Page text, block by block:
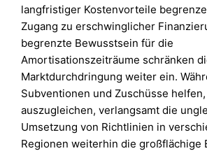
langfristiger Kostenvorteile
Zugang zu erschwinglicher
begrenzte Bewusstsein für die
Amortisationszeiträume schränken
Marktdurchdringung weiter ein.
Subventionen und Zuschüsse
auszugleichen, verlangsamt die
Umsetzung von Richtlinien in
Regionen weiterhin die großflächige